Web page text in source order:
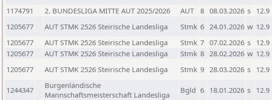
1174791
2. BUNDESLIGA MITTE AUT 2025/2026 AUT 8 08.03.2026 s 12.9
1205677
AUT STMK 2526 Steirische Landesliga Stmk 6 24.01.2026 w 12.9
1205677
AUT STMK 2526 Steirische Landesliga Stmk 7 07.02.2026 s 12.9
1205677
AUT STMK 2526 Steirische Landesliga Stmk 8 28.02.2026 w 12.9
1205677
AUT STMK 2526 Steirische Landesliga Stmk 9 28.03.2026 s 12.9
1244347
Burgenländische
Mannschaftsmeisterschaft Landesliga
Bgld 6 18.01.2026 s 12.9